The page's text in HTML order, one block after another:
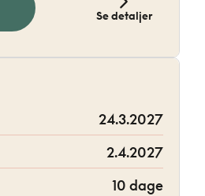
Se detaljer
24.3.2027
2.4.2027
10 dage